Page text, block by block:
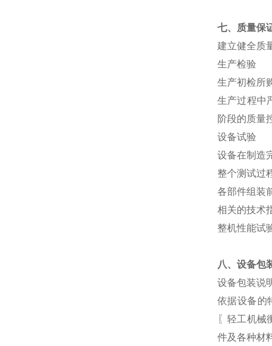
七、质量保
建立健全质
生产检验
生产初检所
生产过程中
阶段的质量
设备试验
设备在制造
整个测试过
各部件组装
相关的技术
整机性能试
八、设备包
设备包装说
依据设备的
〖轻工机械
件及各种材